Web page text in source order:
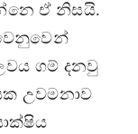
ඒ නිසයි.
ගම් දනවු
උවමනාව